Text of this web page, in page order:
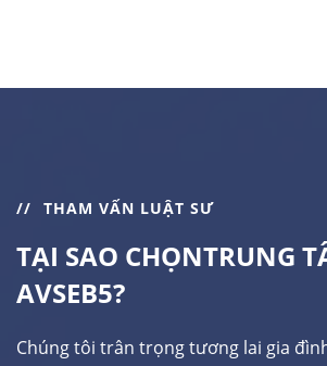
THAM VẤN LUẬT SƯ
TẠI SAO CHỌNTRUNG
AVSEB5?
Chúng tôi trân trọng tương lai gia